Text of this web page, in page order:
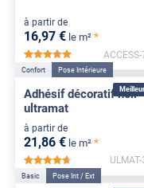
à partir de
16,97 € le m² *
*****
Confort Pose Intérieure
Adhésif décoratif noir
ultramat
à partir de
21,86 € le m² *
*****
Basic Pose Int / Ext